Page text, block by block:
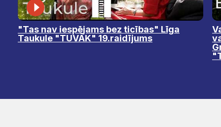
"Tas nav iespējams bez ticības" Līga
Taukule "TUVĀK" 19.raidījums